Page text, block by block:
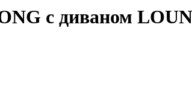
с диваном